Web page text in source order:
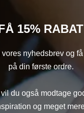
15% RABAT
nyhedsbrev og
på din første ordre.
du også modtage
og meget